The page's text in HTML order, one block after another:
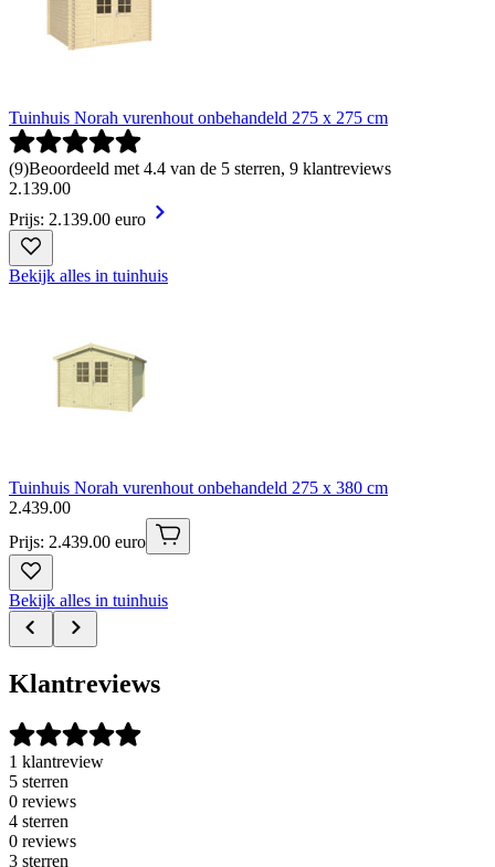
Tuinhuis Norah vurenhout onbehandeld 275 x 275 cm
(9)Beoordeeld met 4.4 van de 5 sterren, 9 klantreviews
2.139.00
Prijs: 2.139.00 euro
Bekijk alles in tuinhuis
Tuinhuis Norah vurenhout onbehandeld 275 x 380 cm
2.439.00
Prijs: 2.439.00 euro
Bekijk alles in tuinhuis
Klantreviews
1 klantreview
5 sterren
0 reviews
4 sterren
0 reviews
3 sterren